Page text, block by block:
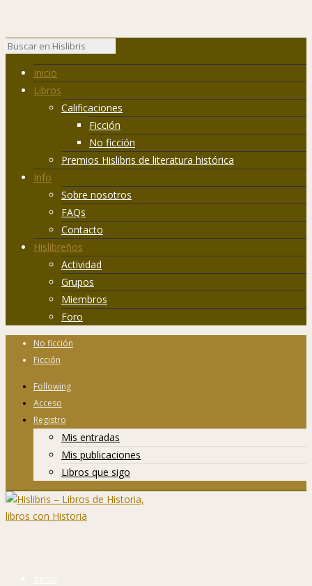
Inicio
Libros
Calificaciones
Ficción
No ficción
Premios Hislibris de literatura histórica
Info
Sobre nosotros
FAQs
Contacto
Hislibreños
Actividad
Grupos
Miembros
Foro
No ficción
Ficción
Following
Acceso
Registro
Mis entradas
Mis publicaciones
Libros que sigo
Inicio